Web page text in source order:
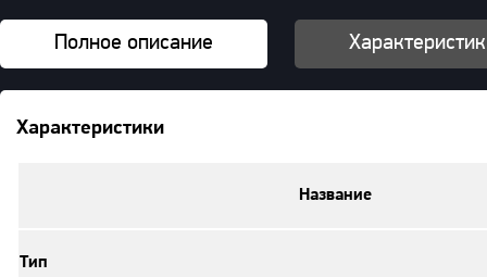
Полное описание
Характеристики
Название
Тип